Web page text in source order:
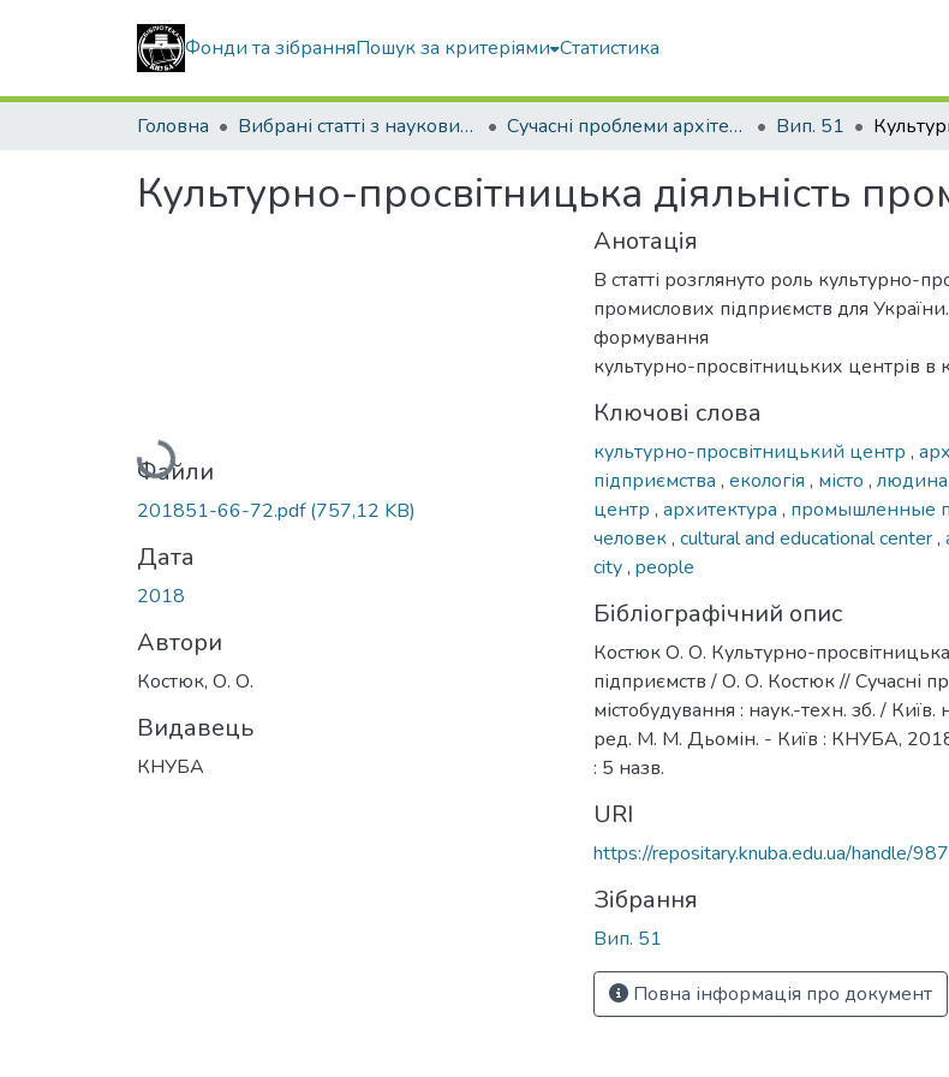
Фонди та зібранняПошук за критеріями Статистика
Головна Вибрані статті з наукових збірників КНУБА Сучасні проблеми архітектури та містобудування Вип. 51
Культурно-просвітницька діяльність
Вантажиться...
Файли
201851-66-72.pdf(757,12 KB)
Дата
2018
Автори
Костюк, О. О.
Видавець
КНУБА
Анотація
В статті розглянуто роль культурно-
промислових підприємств для
формування
культурно-просвітницьких центрів в
Ключові слова
культурно-просвітницький центр ,
підприємства , екологія , місто , людина
центр , архитектура , промышленные
человек, cultural and educational center,
city, people
Бібліографічний опис
Костюк О. О. Культурно-
підприємств / О. О. Костюк // Сучасні
містобудування : наук.-техн. зб. / Київ.
ред. М. М. Дьомін. - Київ : КНУБА,
: 5 назв.
URI
https://repositary.knuba.edu.ua/handle/
Зібрання
Вип. 51
Повна інформація про документ